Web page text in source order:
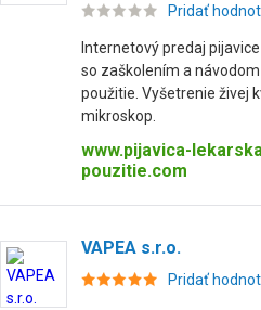
Pridať
Internetový predaj
so zaškolením a
použitie. Vyšetrenie živej
mikroskop.
www.pijavica-
pouzitie.com
VAPEA s.r.o.
Pridať